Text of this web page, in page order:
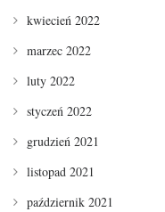
kwiecień 2022
marzec 2022
luty 2022
styczeń 2022
grudzień 2021
listopad 2021
październik 2021